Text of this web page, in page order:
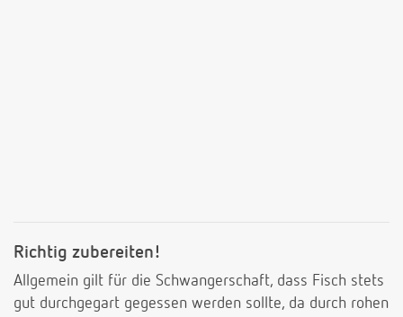
Richtig zubereiten!
Allgemein gilt für die Schwangerschaft, dass Fisch stets
gut durchgegart gegessen werden sollte, da durch rohen